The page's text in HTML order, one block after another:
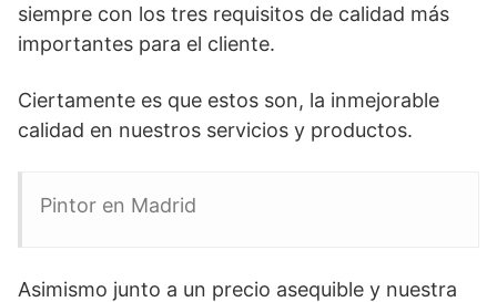
siempre con los tres requisitos de calidad más
importantes para el cliente.
Ciertamente es que estos son, la inmejorable
calidad en nuestros servicios y productos.
Pintor en Madrid
Asimismo junto a un precio asequible y nuestra